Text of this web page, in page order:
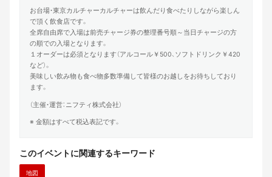
お台場・東京カルチャーカルチャーは飲んだり食べたりしながら楽しん
で頂く飲食店です。
全席自由席で入場は前売チャージ券の整理番号順～当日チャージの方
の順での入場となります。
１オーダーは必須となります（アルコール￥500、ソフトドリンク￥420
など）。
美味しい飲み物も食べ物多数準備して皆様のお越しをお待ちしており
ます。
（主催・運営：ニフティ株式会社）
※ 金額はすべて税込表記です。
このイベントに関連するキーワード
地図